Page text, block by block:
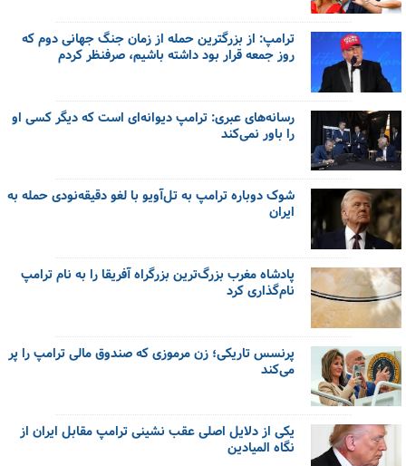
ترامپ: از بزرگترین حمله از زمان جنگ جهانی دوم که
روز جمعه قرار بود داشته باشیم، صرفنظر کردم
رسانه‌های عبری: ترامپ دیوانه‌ای است که دیگر کسی او
را باور نمی‌کند
شوک دوباره ترامپ به تل‌آویو با لغو دقیقه‌نودی حمله به
ایران
پادشاه مغرب بزرگ‌ترین بزرگراه آفریقا را به نام ترامپ
نام‌گذاری کرد
پرنسس تاریکی؛ زن مرموزی که صندوق مالی ترامپ را پر
می‌کند
یکی از دلایل اصلی عقب نشینی ترامپ مقابل ایران از
نگاه المیادین